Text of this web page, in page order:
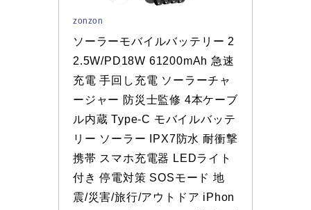
zonzon
ソーラーモバイルバッテリー 2
2.5W/PD18W 61200mAh 急速
充電 手回し充電 ソーラーチャ
ージャー 防災士監修 4本ケーブ
ル内蔵 Type-C モバイルバッテ
リー ソーラー IPX7防水 耐衝撃
携帯 スマホ充電器 LEDライト
付き 停電対策 SOSモード 地
震/災害/旅行/アウトドア iPhon